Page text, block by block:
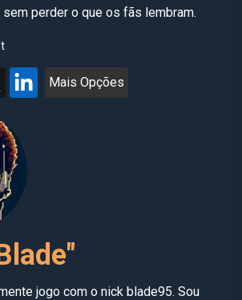
sem perder o que os fãs lembram.
Mais Opções
jogo com o nick blade95. Sou